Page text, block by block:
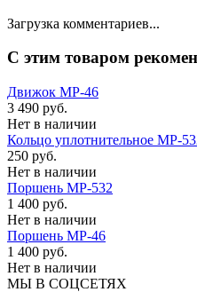
Загрузка комментариев...
C этим товаром
Движок МР-46
3 490 руб.
Нет в наличии
Кольцо уплотнительное МР-
250 руб.
Нет в наличии
Поршень МР-532
1 400 руб.
Нет в наличии
Поршень МР-46
1 400 руб.
Нет в наличии
МЫ В СОЦСЕТЯХ